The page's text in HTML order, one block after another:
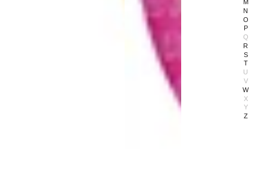
M
N
O
P
Q
R
S
T
U
V
W
X
Y
Z